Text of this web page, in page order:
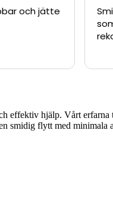
och jätte
hjälp. Vårt
smidig flytt med